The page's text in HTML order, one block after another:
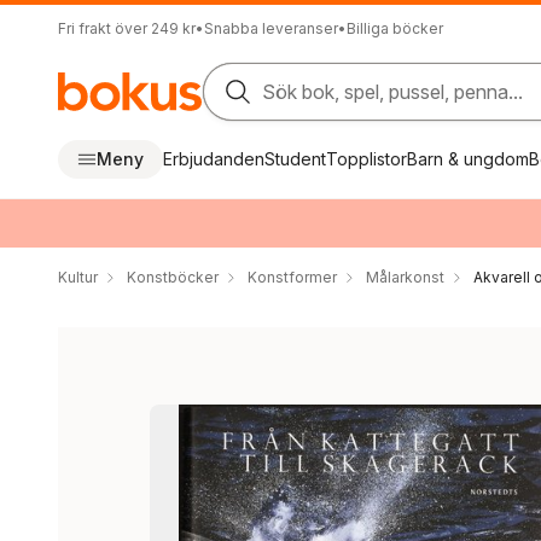
Fri frakt över 249 kr• Snabba leveranser• Billiga böcker
Sök bok, spel, pussel, penna...
Meny ErbjudandenStudentTopplistorBarn & ungdom
Kultur Konstböcker Konstformer Målarkonst Akvarell